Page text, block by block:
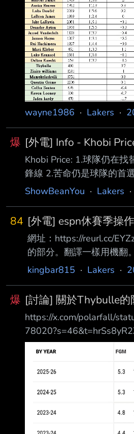
理了上賽季的防守進階數
容。 https://i.imgur.com/
季： D-EPM：0 D-
DPM：0 在湖人主要輪換
LEBRON都排名第4，
整體大致 落在平均附近，
漏洞。 他現在確實不可能
wayne1986 · Lakers ·
爆 [外電] Info - Khobi
Khobi Price: 1.球隊仍在找
鋒線 2.苦命仍是球隊的首
湖人應該要有Plan B，自由
搭，但出任先發球員還有
透過交易取得先發大前鋒
有傳言， 但他4年8,800
步。 5.Khobi分析認為考
的全額中產這一點，湖人
Kyle Kuzma跟De'Andre
ShowBeanYou · Lakers ·
84 [外電] espn休賽季操
網址：https://reurl.cc/
的部分。翻譯一樣用機翻
容： 評價：C+ 湖人隊可
他們只是原 地執行？ 收
Sandro Mamukelashvili、
Collin Sexton、Ke von
Matisse Thybulle和
LeBron James、R
kingbar815 · Lakers ·
爆 [討論] 關於Thybulle的
https://x.com/polarfall/
Thybulle notes for
本他的問題是在面對對手
時容易被影響，但受傷後
（box out） - 防守籃板（